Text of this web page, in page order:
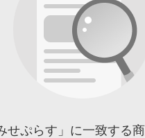
せぷらす」に一致する